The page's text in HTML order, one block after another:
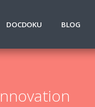
DOCDOKU BLOG